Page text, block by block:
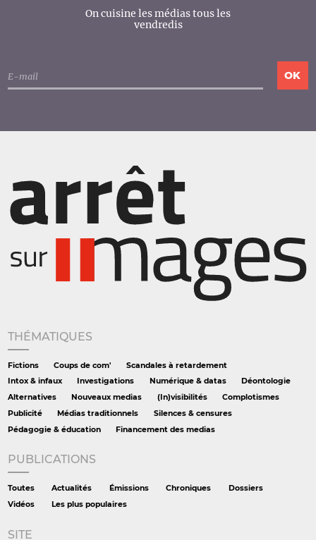
On cuisine les médias tous les
vendredis
THÉMATIQUES
Fictions Coups de com'
Scandales à retardement
Intox & infaux
Investigations Numérique & datas
Déontologie
Alternatives
Nouveaux medias (In)visibilités
Complotismes
Publicité
Médias traditionnels
Silences & censures
Pédagogie & éducation
Financement des medias
PUBLICATIONS
Toutes Actualités Émissions Chroniques
Dossiers
Vidéos
Les plus populaires
SITE